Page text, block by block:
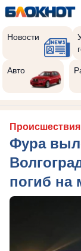
Новости
Авто
Происшествия
Фура
погиб на